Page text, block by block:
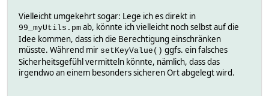
Vielleicht umgekehrt sogar: Lege ich es direkt in
99_myUtils.pm ab, könnte ich vielleicht noch selbst auf die
Idee kommen, dass ich die Berechtigung einschränken
müsste. Während mir setKeyValue() ggfs. ein falsches
Sicherheitsgefühl vermitteln könnte, nämlich, dass das
irgendwo an einem besonders sicheren Ort abgelegt wird.